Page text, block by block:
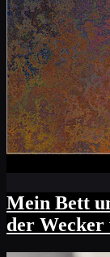
Mein Bett
der Wecker